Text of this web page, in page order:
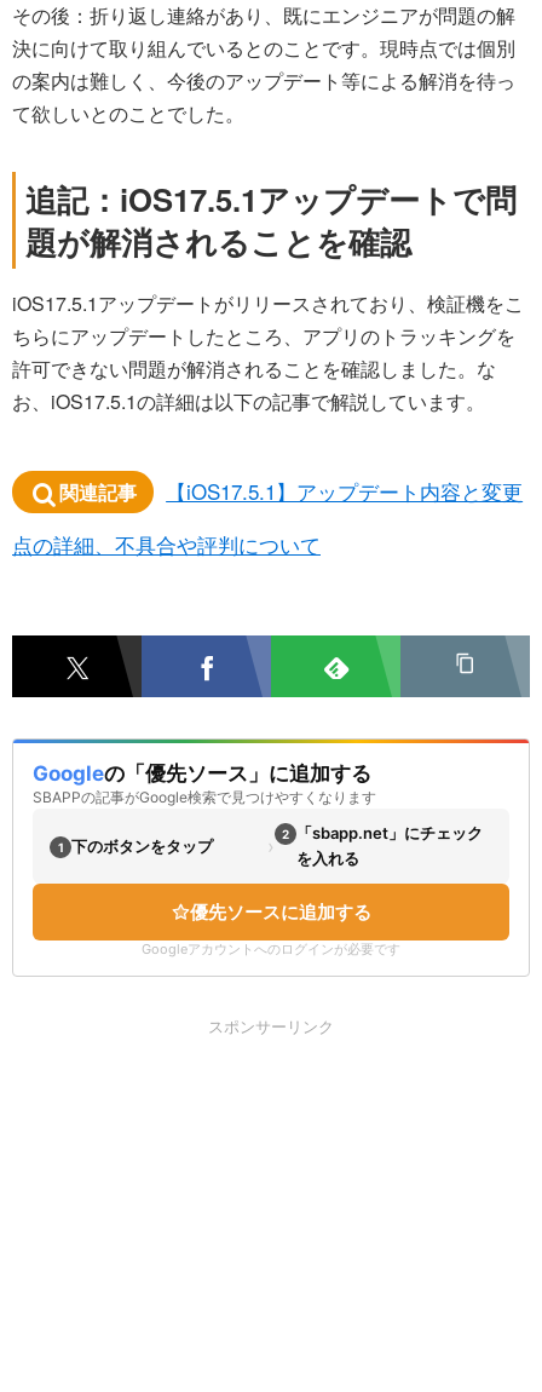
その後：折り返し連絡があり、既にエンジニアが問題の解
決に向けて取り組んでいるとのことです。現時点では個別
の案内は難しく、今後のアップデート等による解消を待っ
て欲しいとのことでした。
追記：iOS17.5.1アップデートで問
題が解消されることを確認
iOS17.5.1アップデートがリリースされており、検証機をこ
ちらにアップデートしたところ、アプリのトラッキングを
許可できない問題が解消されることを確認しました。な
お、iOS17.5.1の詳細は以下の記事で解説しています。
関連記事
【iOS17.5.1】アップデート内容と変更
点の詳細、不具合や評判について
Googleの「優先ソース」に追加する
SBAPPの記事がGoogle検索で見つけやすくなります
1 下のボタンをタップ › 2
「sbapp.net」にチェック
を入れる
優先ソースに追加する
Googleアカウントへのログインが必要です
スポンサーリンク